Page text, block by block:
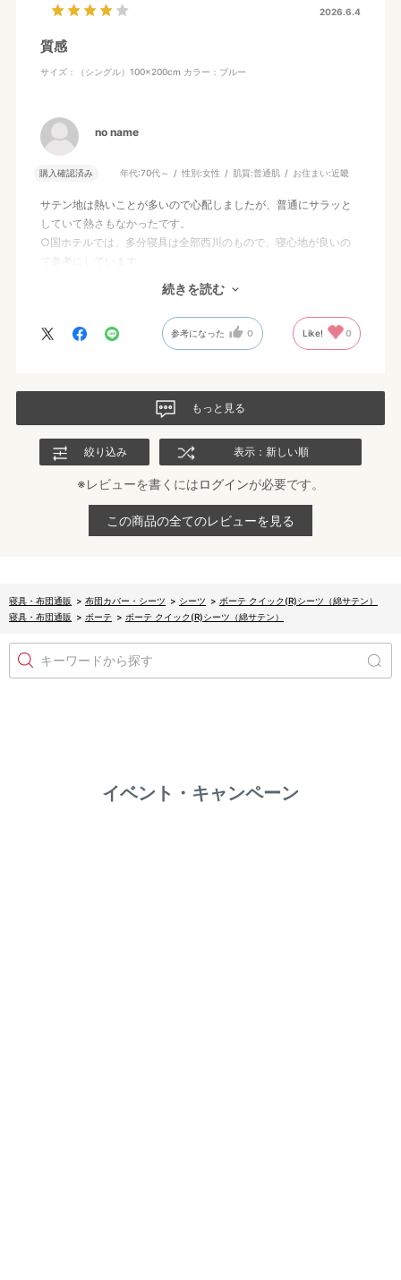
2026.6.4
質感
サイズ：（シングル）100×200cm カラー：ブルー
no name
購入確認済み 年代:70代～ 性別:女性 肌質:普通肌 お住まい:近畿
サテン地は熱いことが多いので心配しましたが、普通にサラッと
していて熱さもなかったです。
○国ホテルでは、多分寝具は全部西川のもので、寝心地が良いの
で参考にしています。
肌に触れるものは良いものを選びたいです。このシーツですが、
更にサラッと滑らかだともっと良かったです。
続きを読む
参考になった 0 Like! 0
もっと見る
絞り込み 表示：新しい順
※レビューを書くにはログインが必要です。
この商品の全てのレビューを見る
寝具・布団通販 > 布団カバー・シーツ > シーツ > ボーテ クイック(R)シーツ（綿サテン）
寝具・布団通販 > ボーテ > ボーテ クイック(R)シーツ（綿サテン）
キーワードから探す
イベント・キャンペーン